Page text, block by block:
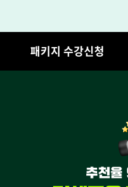
패키지 수강신청